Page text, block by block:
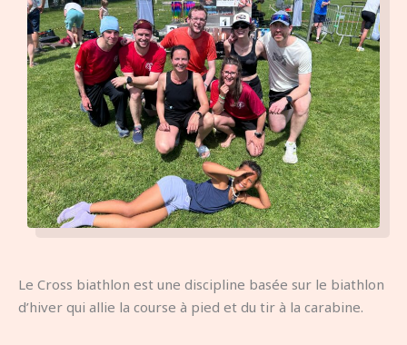
Le Cross biathlon est une discipline basée sur le biathlon
d’hiver qui allie la course à pied et du tir à la carabine.